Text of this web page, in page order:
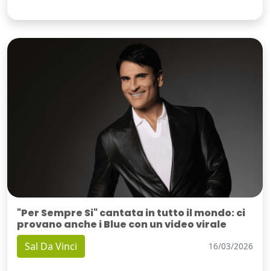
"Per Sempre Si" cantata in tutto il mondo: ci
provano anche i Blue con un video virale
Sal Da Vinci 16/03/2026